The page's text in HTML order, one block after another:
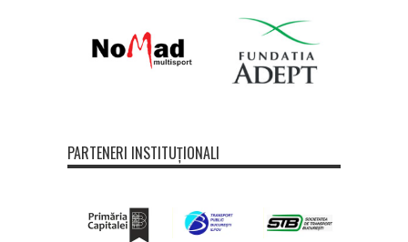
PARTENERI INSTITUȚIONALI